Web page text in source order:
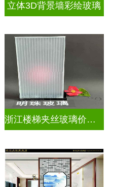
立体3D背景墙彩绘玻璃
浙江楼梯夹丝玻璃价钱多少一平